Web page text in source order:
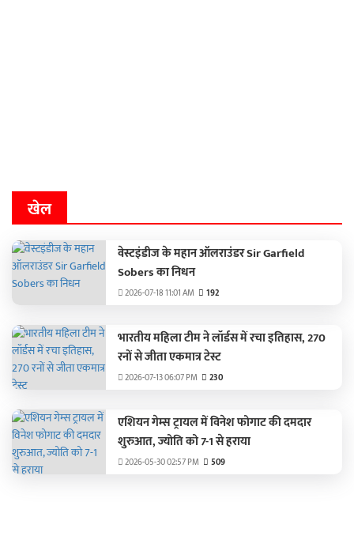
खेल
वेस्टइंडीज के महान ऑलराउंडर Sir Garfield
Sobers का निधन
2026-07-18 11:01 AM 192
भारतीय महिला टीम ने लॉर्डस में रचा इतिहास, 270
रनों से जीता एकमात्र टेस्ट
2026-07-13 06:07 PM 230
एशियन गेम्स ट्रायल में विनेश फोगाट की दमदार
शुरुआत, ज्योति को 7-1 से हराया
2026-05-30 02:57 PM 509